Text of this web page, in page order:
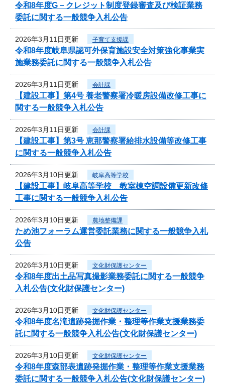
令和8年度G－クレジット制度登録審査及び検証業務
委託に関する一般競争入札公告
2026年3月11日更新 子育て支援課
令和8年度岐阜県認可外保育施設安全対策強化事業実
施業務委託に関する一般競争入札公告
2026年3月11日更新 会計課
【建設工事】第4号 養老警察署冷暖房設備改修工事に
関する一般競争入札公告
2026年3月11日更新 会計課
【建設工事】第3号 恵那警察署給排水設備等改修工事
に関する一般競争入札公告
2026年3月10日更新 岐阜高等学校
【建設工事】岐阜高等学校 教室棟空調設備更新改修
工事に関する一般競争入札公告
2026年3月10日更新 農地整備課
ため池フォーラム運営委託業務に関する一般競争入札
公告
2026年3月10日更新 文化財保護センター
令和8年度出土品写真撮影業務委託に関する一般競争
入札公告(文化財保護センター)
2026年3月10日更新 文化財保護センター
令和8年度名滝遺跡発掘作業・整理等作業支援業務委
託に関する一般競争入札公告(文化財保護センター)
2026年3月10日更新 文化財保護センター
令和8年度森部表遺跡発掘作業・整理等作業支援業務
委託に関する一般競争入札公告(文化財保護センター)